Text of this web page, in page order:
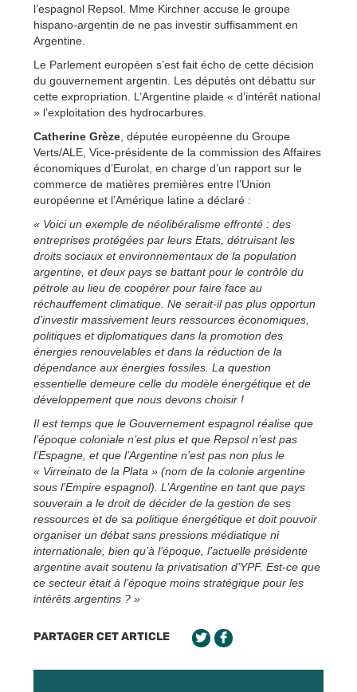
l’espagnol Repsol. Mme Kirchner accuse le groupe
hispano-argentin de ne pas investir suffisamment en
Argentine.
Le Parlement européen s’est fait écho de cette décision
du gouvernement argentin. Les députés ont débattu sur
cette expropriation. L’Argentine plaide « d’intérêt national
» l’exploitation des hydrocarbures.
Catherine Grèze , députée européenne du Groupe
Verts/ALE, Vice-présidente de la commission des Affaires
économiques d’Eurolat, en charge d’un rapport sur le
commerce de matières premières entre l’Union
européenne et l’Amérique latine a déclaré :
« Voici un exemple de néolibéralisme effronté : des
entreprises protégées par leurs Etats, détruisant les
droits sociaux et environnementaux de la population
argentine, et deux pays se battant pour le contrôle du
pétrole au lieu de coopérer pour faire face au
réchauffement climatique. Ne serait-il pas plus opportun
d’investir massivement leurs ressources économiques,
politiques et diplomatiques dans la promotion des
énergies renouvelables et dans la réduction de la
dépendance aux énergies fossiles. La question
essentielle demeure celle du modèle énergétique et de
développement que nous devons choisir !
Il est temps que le Gouvernement espagnol réalise que
l’époque coloniale n’est plus et que Repsol n’est pas
l’Espagne, et que l’Argentine n’est pas non plus le
« Virreinato de la Plata » (nom de la colonie argentine
sous l’Empire espagnol). L’Argentine en tant que pays
souverain a le droit de décider de la gestion de ses
ressources et de sa politique énergétique et doit pouvoir
organiser un débat sans pressions médiatique ni
internationale, bien qu’à l’époque, l’actuelle présidente
argentine avait soutenu la privatisation d’YPF. Est-ce que
ce secteur était à l’époque moins stratégique pour les
intérêts argentins ? »
PARTAGER CET ARTICLE